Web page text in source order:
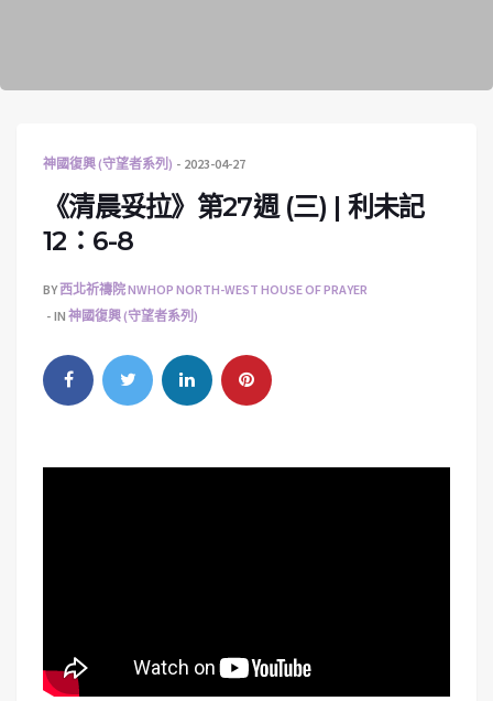
神國復興 (守望者系列) 2023-04-27
《清晨妥拉》第27週 (三) | 利未記
12：6-8
BY西北祈禱院 NWHOP NORTH-WEST HOUSE OF PRAYER
IN 神國復興 (守望者系列)